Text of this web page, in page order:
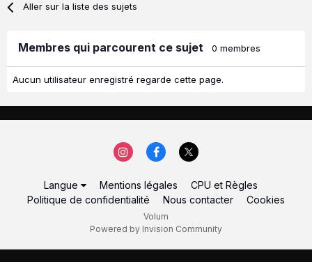
Aller sur la liste des sujets
Membres qui parcourent ce sujet 0 membres
Aucun utilisateur enregistré regarde cette page.
Langue Mentions légales
CPU et Règles
Politique de confidentialité
Nous contacter Cookies
Volum
Powered by Invision Community